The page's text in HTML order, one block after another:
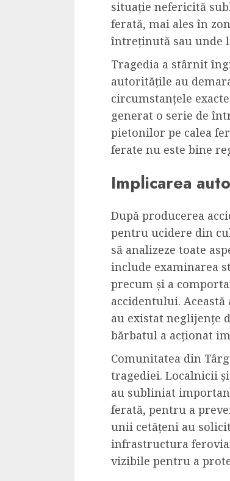
situație nefericită
ferată, mai ales în
întreținută sau unde
Tragedia a stârnit
autoritățile au
circumstanțele
generat o serie de
pietonilor pe calea
ferate nu este bine
Implicarea
După producerea
pentru ucidere din
să analizeze toate
include examinarea
precum și a
accidentului.
au existat neglijențe
bărbatul a acționat
Comunitatea din
tragediei. Localnicii
au subliniat
ferată, pentru a
unii cetățeni au
infrastructura
vizibile pentru a
Bucatar de ocazie
Cele mai
cu piept